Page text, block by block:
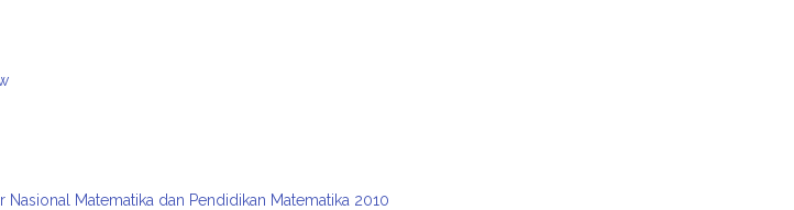
Nasional Matematika dan Pendidikan Matematika 2010